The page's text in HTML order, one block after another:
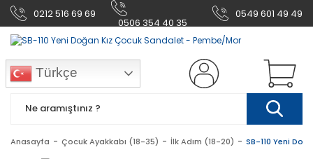
0212 516 69 69
0506 354 40 35
0549 601 49 49
Türkçe
Anasayfa Çocuk Ayakkabı (18-35) İlk Adım (18-20) SB-110 Yeni